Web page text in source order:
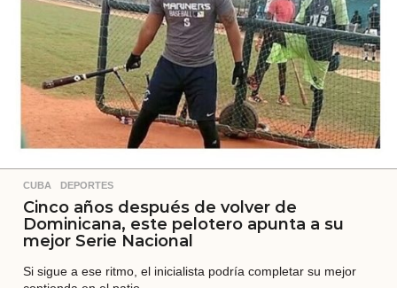
s
CUBA ,DEPORTES
Cinco años después de volver de
Dominicana, este pelotero apunta a su
mejor Serie Nacional
Si sigue a ese ritmo, el inicialista podría completar su mejor